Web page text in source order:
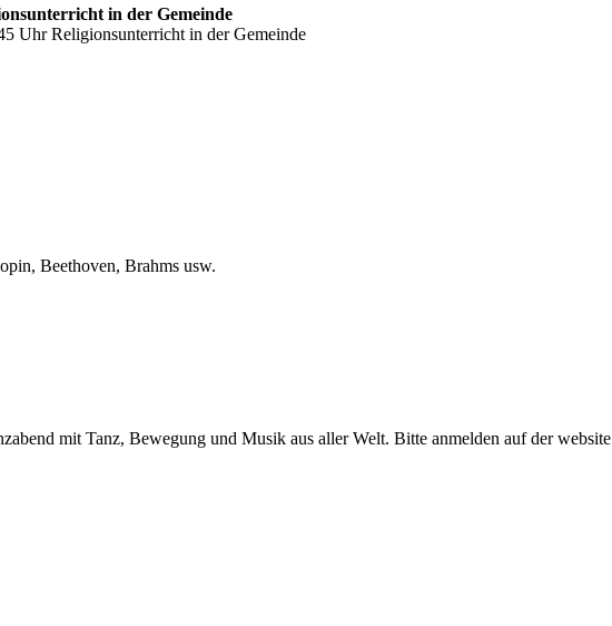
in der Gemeinde
Uhr Religionsunterricht in der Gemeinde
Beethoven, Brahms usw.
mit Tanz, Bewegung und Musik aus aller Welt. Bitte anmelden auf der website